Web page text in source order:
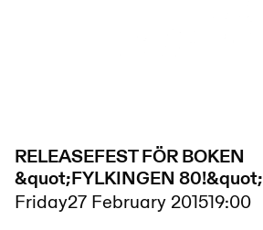
RELEASEFEST FÖR BOKEN
&quot;FYLKINGEN 80!&quot;
Friday27 February 201519:00